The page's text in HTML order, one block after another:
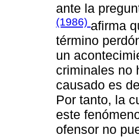
ante la
(1986) afirma
término
un
criminales no
causado es
Por tanto, la
este
ofensor no